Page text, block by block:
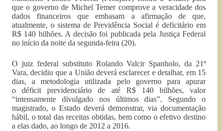
que o governo de Michel Temer comprove a veracidade dos
dados financeiros que embasam a afirmação de que,
atualmente, o sistema de Previdência Social é deficitário em
R$ 140 bilhões. A decisão foi publicada pela Justiça Federal
no início da noite da segunda-feira (20).
O juiz federal substituto Rolando Valcir Spanholo, da 21ª
Vara, decidiu que a União deverá esclarecer e detalhar, em 15
dias, a metodologia utilizada pelo governo para apurar
o déficit
previdenciário de até R$ 140 bilhões, valor
“intensamente divulgado nos últimos dias”. Segundo o
magistrado, o Estado deverá demonstrar, via documentação
hábil, o total das receitas obtidas, bem como o efetivo destino
a elas dado, ao longo de 2012 a 2016.